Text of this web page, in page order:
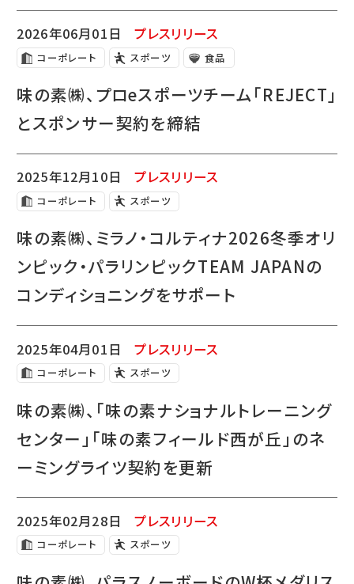
2026年06月01日 プレスリリース
コーポレート スポーツ 食品
味の素㈱、プロeスポーツチーム「REJECT」
とスポンサー契約を締結
2025年12月10日 プレスリリース
コーポレート スポーツ
味の素㈱、ミラノ・コルティナ2026冬季オリ
ンピック・パラリンピックTEAM JAPANの
コンディショニングをサポート
2025年04月01日 プレスリリース
コーポレート スポーツ
味の素㈱、「味の素ナショナルトレーニング
センター」「味の素フィールド西が丘」のネ
ーミングライツ契約を更新
2025年02月28日 プレスリリース
コーポレート スポーツ